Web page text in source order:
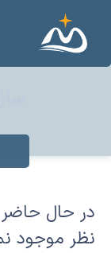
در حال
نظر موجود